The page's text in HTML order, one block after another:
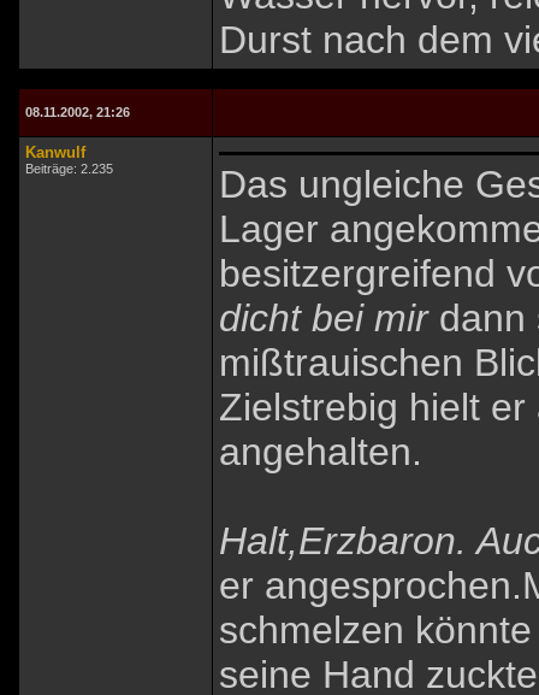
Durst nach dem
08.11.2002, 21:26
Kanwulf
Beiträge: 2.235
Das ungleiche
Lager
besitzergreifend
dicht bei mirdann
mißtrauischen
Zielstrebig hielt
angehalten.
Halt,Erzbaron.
er
schmelzen
seine Hand